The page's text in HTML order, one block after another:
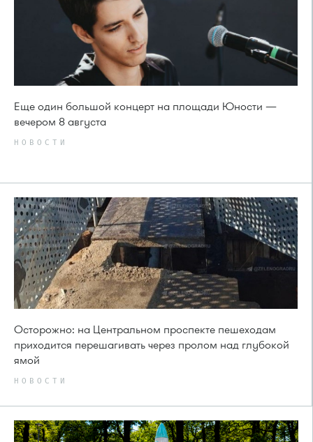
Еще один большой концерт на площади Юности —
вечером 8 августа
НОВОСТИ
Осторожно: на Центральном проспекте пешеходам
приходится перешагивать через пролом над глубокой
ямой
НОВОСТИ